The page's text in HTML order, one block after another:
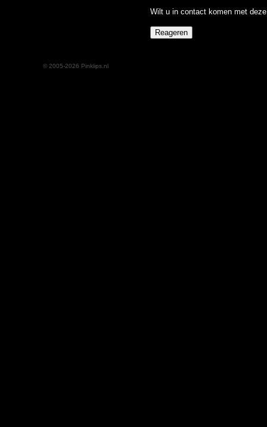
Wilt u in contact komen met
© 2005-2026 Pinklips.nl